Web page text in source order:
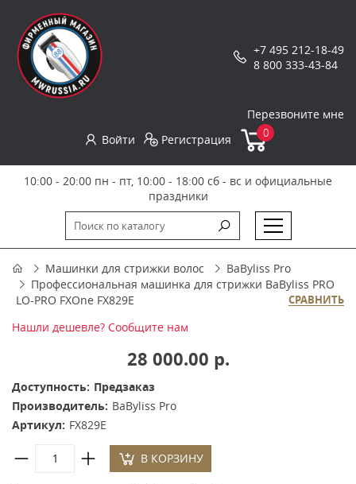
+7 495 212-18-49
8 800 333-43-84
Перезвоните мне
Войти
Регистрация 0
10:00 - 20:00 пн - пт, 10:00 - 18:00 сб - вс и официальные
праздники
Машинки для стрижки волос
BaByliss Pro
Профессиональная машинка для стрижки BaByliss PRO
LO-PRO FXOne FX829E
СРАВНИТЬ
Нашли дешевле? Сообщите нам
28 000.00 р.
Доступность: Предзаказ
Производитель: BaByliss Pro
Артикул: FX829E
В КОРЗИНУ